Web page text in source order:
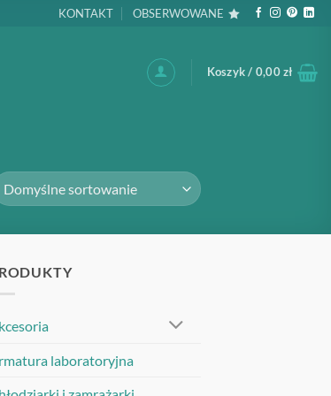
KONTAKT OBSERWOWANE
Koszyk / 0,00zł
laboratoryjna